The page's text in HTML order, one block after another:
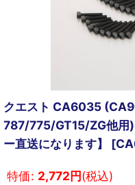
クエスト CA6035
787/775/GT15/ZG他用)
ー直送になります】 [
特価: 2,772円(税込)